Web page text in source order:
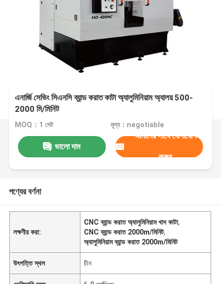
এনার্জি সেভিং সিএনসি ব্যান্ড করাত কাটা অ্যালুমিনিয়াম অ্যালয় 500-
2000 মি/মিনিট
MOQ：1 সেট মূল্য：negotiable
ভালো দাম
আমাদের সাথে যোগাযোগ
করুন
পণ্যের বর্ণনা
লক্ষণীয় করা:
CNC ব্যান্ড করাত অ্যালুমিনিয়াম খাদ কাটা,
CNC ব্যান্ড করাত 2000m/মিনিট,
অ্যালুমিনিয়াম ব্যান্ড করাত 2000m/মিনিট
উৎপত্তি স্থল চীন